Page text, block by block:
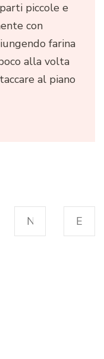
piccole e
con
farina
alla volta
al piano